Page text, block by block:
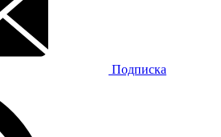
Подписка